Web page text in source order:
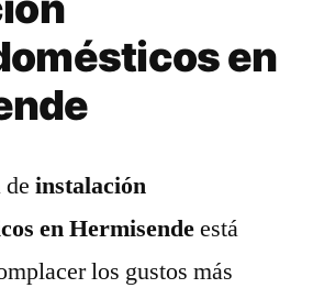
en
instalación
en Hermisendeestá
los gustos más